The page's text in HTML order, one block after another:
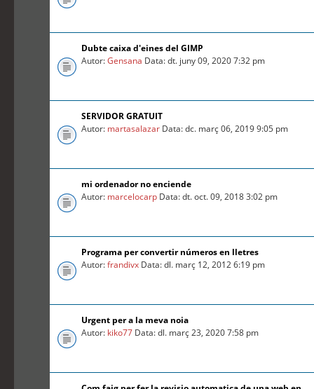
Dubte caixa d'eines del GIMP
Autor:Gensana Data: dt. juny 09, 2020 7:32 pm
SERVIDOR GRATUIT
Autor: martasalazar Data: dc. març 06, 2019 9:05 pm
mi ordenador no enciende
Autor: marcelocarp Data: dt. oct. 09, 2018 3:02 pm
Programa per convertir números en lletres
Autor:frandivx Data: dl. març 12, 2012 6:19 pm
Urgent per a la meva noia
Autor: kiko77 Data: dl. març 23, 2020 7:58 pm